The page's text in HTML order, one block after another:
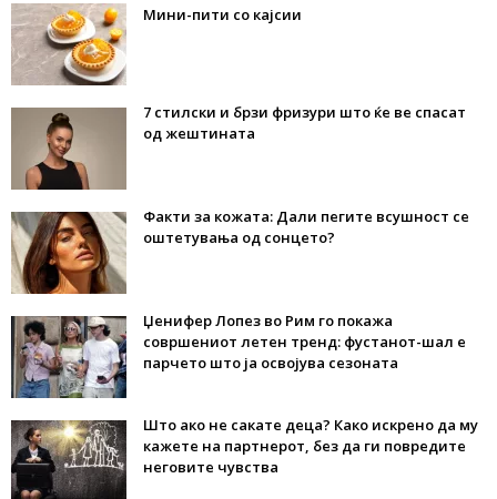
Мини-пити со кајсии
7 стилски и брзи фризури што ќе ве спасат
од жештината
Факти за кожата: Дали пегите всушност се
оштетувања од сонцето?
Џенифер Лопез во Рим го покажа
совршениот летен тренд: фустанот-шал е
парчето што ја освојува сезоната
Што ако не сакате деца? Како искрено да му
кажете на партнерот, без да ги повредите
неговите чувства